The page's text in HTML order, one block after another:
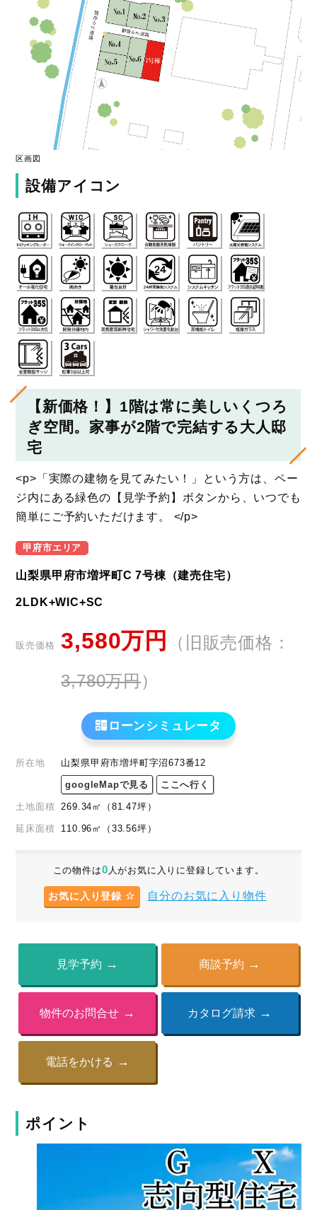
区画図
設備アイコン
【新価格！】1階は常に美しいくつろ
ぎ空間。家事が2階で完結する大人邸
宅
<p>「実際の建物を見てみたい！」という方は、ペー
ジ内にある緑色の【見学予約】ボタンから、いつでも
簡単にご予約いただけます。 </p>
甲府市エリア
山梨県甲府市増坪町C 7号棟（建売住宅）
2LDK+WIC+SC
販売価格 3,580万円
（旧販売価格：
3,780万円）
ローンシミュレータ
所在地 山梨県甲府市増坪町字沼673番12
googleMapで見る ここへ行く
土地面積 269.34 ㎡ （81.47坪 ）
延床面積 110.96㎡ （33.56坪）
この物件は0 人がお気に入りに登録しています。
お気に入り登録 自分のお気に入り物件
見学予約 商談予約
物件のお問合せ カタログ請求
電話をかける
ポイント